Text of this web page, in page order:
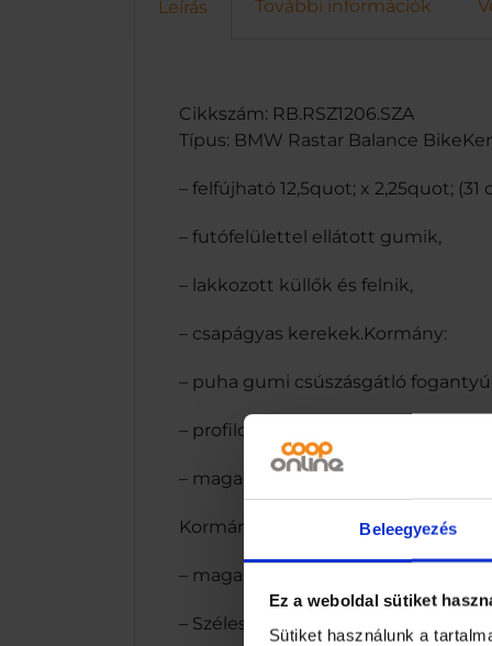
Beleegyezés
Ez a weboldal sütiket
Sütiket használunk a
Leírás További információk
Cikkszám: RB.RSZ1206.SZA
Típus: BMW Rastar Balance
– felfújható 12,5quot; x 2,25quot; (31
– futófelülettel ellátott gumik,
– lakkozott küllők és felnik,
– csapágyas kerekek.Kormány:
– puha gumi csúszásgátló
– profilozott, színes eco-bőr nyereg,
– magasságállítás (38-48 cm)Kerék
Kormány méretei:
– magassága: 56 cm
– Szélessége: 42 cmBicikli hossza: